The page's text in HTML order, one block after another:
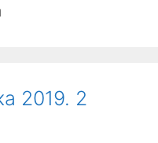
2019. 2